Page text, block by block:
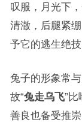
叹服，月光下
清澈，后腿紧
予它的逃生绝技
兔子的形象常
故“兔走乌飞”
善良也备受推崇